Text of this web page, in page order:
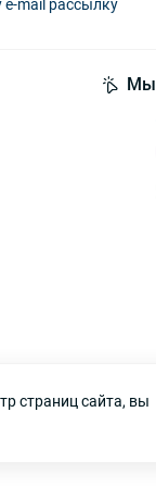
mail рассылку
Мы
7км Одеса
страниц сайта, вы